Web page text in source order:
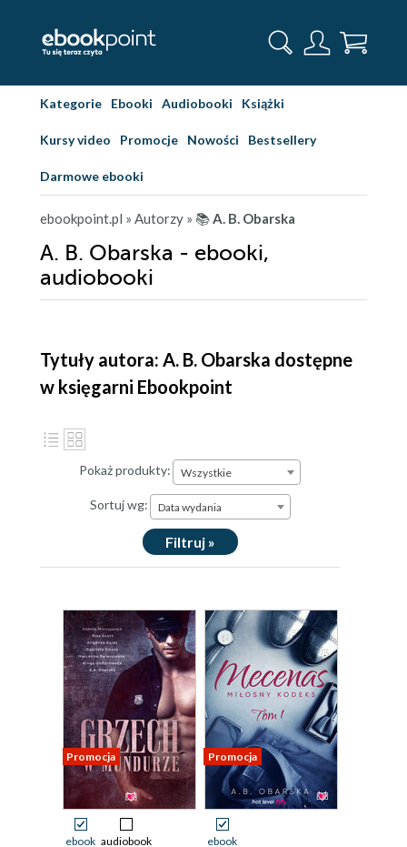
Kategorie Ebooki Audiobooki Książki
Kursy video Promocje Nowości Bestsellery
Darmowe ebooki
ebookpoint.pl » Autorzy » 📚A. B. Obarska
A. B. Obarska - ebooki,
audiobooki
Tytuły autora: A. B. Obarska dostępne
w księgarni Ebookpoint
Pokaż produkty: Wszystkie
Sortuj wg: Data wydania
Filtruj »
Promocja
ebook audiobook
Promocja
ebook